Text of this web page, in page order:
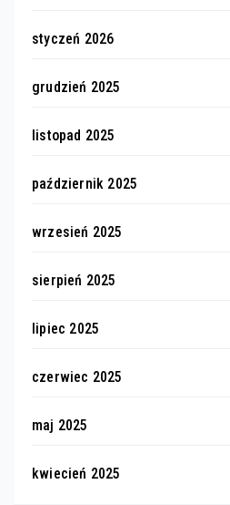
styczeń 2026
grudzień 2025
listopad 2025
październik 2025
wrzesień 2025
sierpień 2025
lipiec 2025
czerwiec 2025
maj 2025
kwiecień 2025